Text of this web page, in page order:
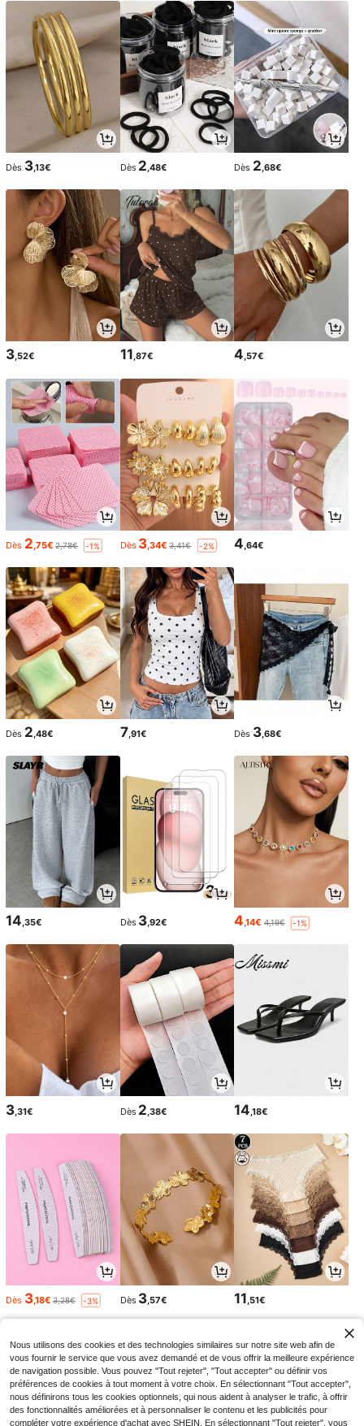
Dès 3,13€ Dès 2,48€ Dès 2,68€
3,52€ 11,87€ 4,57€
Dès 2 ,75€ 2,78€ -1% Dès 3 ,34€ 3,41€ -2% 4 ,64€
Dès 2,48€ 7,91€ Dès 3,68€
14,35€ Dès 3,92€ 4,14€ 4,19€ -1%
3 ,31€ Dès 2 ,38€ 14 ,18€
Dès 3,18€ 3,28€ -3% Dès 3 ,57€ 11 ,51€
Nous utilisons des cookies et des technologies similaires sur notre site web afin de
vous fournir le service que vous avez demandé et de vous offrir la meilleure expérience
de navigation possible. Vous pouvez "Tout rejeter", "Tout accepter" ou définir vos
préférences de cookies à tout moment à votre choix. En sélectionnant "Tout accepter",
nous définirons tous les cookies optionnels, qui nous aident à analyser le trafic, à offrir
des fonctionnalités améliorées et à personnaliser le contenu et les publicités pour
compléter votre expérience d'achat avec SHEIN. En sélectionnant "Tout rejeter", vous